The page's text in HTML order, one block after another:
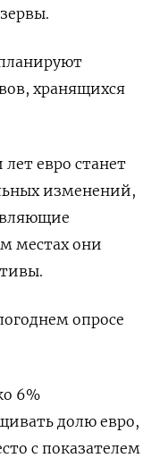
хранящихся
евро станет
изменений,
местах они
опросе
6%
долю евро,
с показателем